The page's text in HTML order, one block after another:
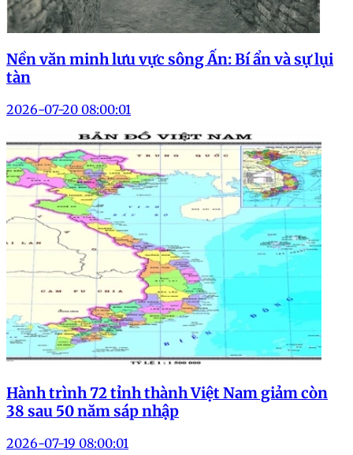
Nền văn minh lưu vực sông Ấn: Bí ẩn và sự lụi
tàn
2026-07-20 08:00:01
Hành trình 72 tỉnh thành Việt Nam giảm còn
38 sau 50 năm sáp nhập
2026-07-19 08:00:01